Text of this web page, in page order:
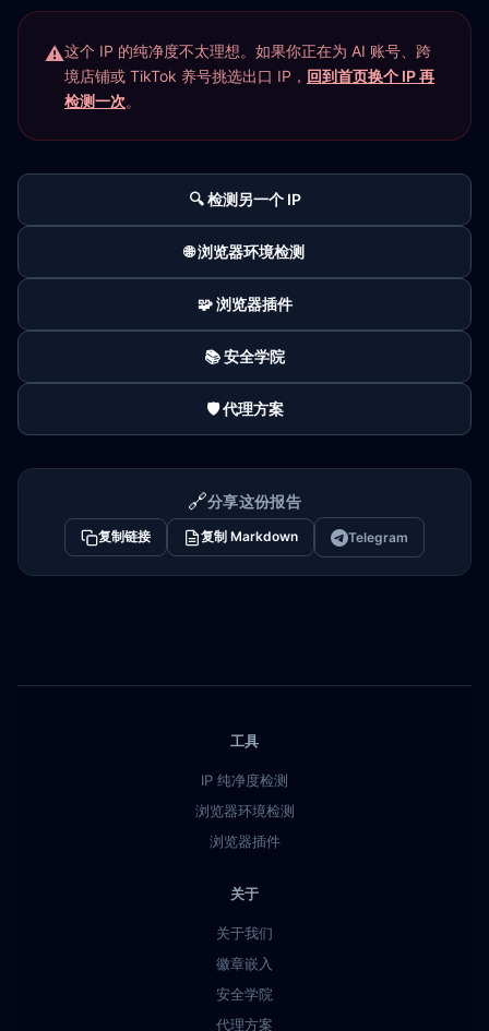
这个 IP 的纯净度不太理想。如果你正在为 AI 账号、跨
境店铺或 TikTok 养号挑选出口 IP， 回到首页换个 IP 再
检测一次。
🔍 检测另一个 IP
🌐 浏览器环境检测
🧩 浏览器插件
📚 安全学院
🛡️ 代理方案
🔗分享这份报告
复制链接 复制 Markdown Telegram
工具
IP 纯净度检测
浏览器环境检测
浏览器插件
关于
关于我们
徽章嵌入
安全学院
代理方案